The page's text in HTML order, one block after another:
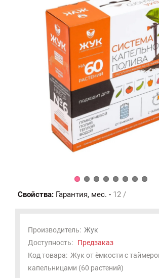
Свойства: Гарантия, мес. - 12 /
Производитель: Жук
Доступность: Предзаказ
Код товара: Жук от ёмкости с
капельницами (60 растений)